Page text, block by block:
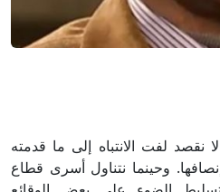
لفت الانتباه إلى ما قدمته
وحينما نتناول أسرى قطاع